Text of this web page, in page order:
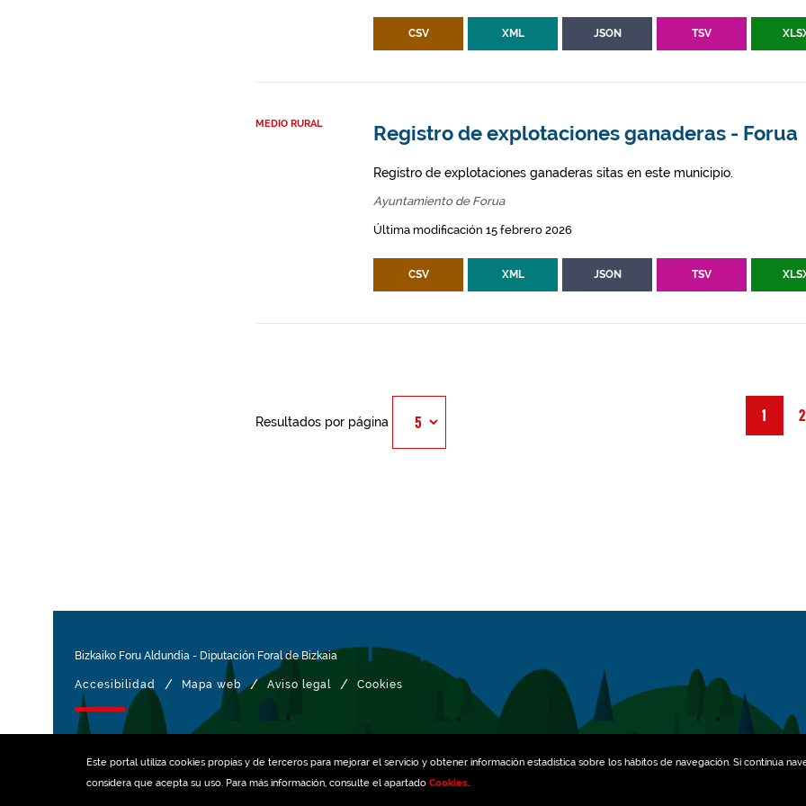
Este portal utiliza cookies propias y de terceros para mejorar el servicio y obtener información estadística sobre los hábitos de navegación. Si continúa
considera que acepta su uso. Para más información, consulte el apartado Cookies.
CSV XML JSON TSV
MEDIO RURAL Registro de explotaciones ganaderas - Forua
Registro de explotaciones ganaderas sitas en este municipio.
Ayuntamiento de Forua
Última modificación 15 febrero 2026
CSV XML JSON TSV
1 2
Resultados por página
Bizkaiko Foru Aldundia - Diputación Foral de Bizkaia
Accesibilidad / Mapa web / Aviso legal / Cookies